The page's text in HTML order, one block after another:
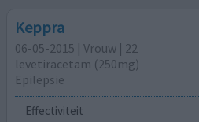
Keppra
06-05-2015 | Vrouw | 22
levetiracetam (250mg)
Epilepsie
Effectiviteit